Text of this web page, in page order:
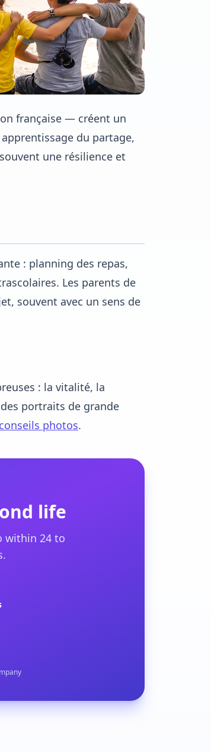
française — créent un
du partage,
une résilience et
: planning des repas,
Les parents de
souvent avec un sens de
: la vitalité, la
portraits de grande
conseils photos.
life
within 24 to